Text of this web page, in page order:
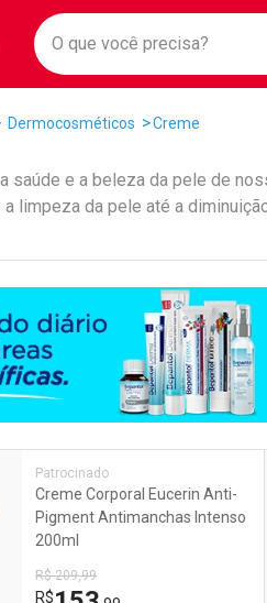
Faça a sua
O que você precisa?
Fechar
Dermocosméticos Creme
saúde e a beleza da pele de
limpeza da pele até a
em Destaque
Patrocinado
Creme Corporal Eucerin Anti-
Pigment Antimanchas Intenso
200ml
R$ 209,99
R$